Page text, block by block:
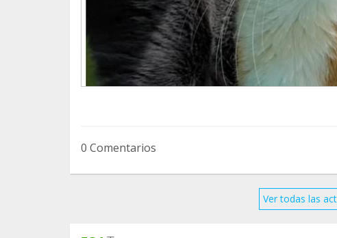
0 Comentarios
Ver todas las